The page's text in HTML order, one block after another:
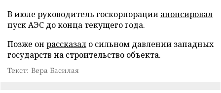
В июле руководитель госкорпорации анонсировал
пуск АЭС до конца текущего года.
Позже он рассказал о сильном давлении западных
государств на строительство объекта.
Текст: Вера Басилая